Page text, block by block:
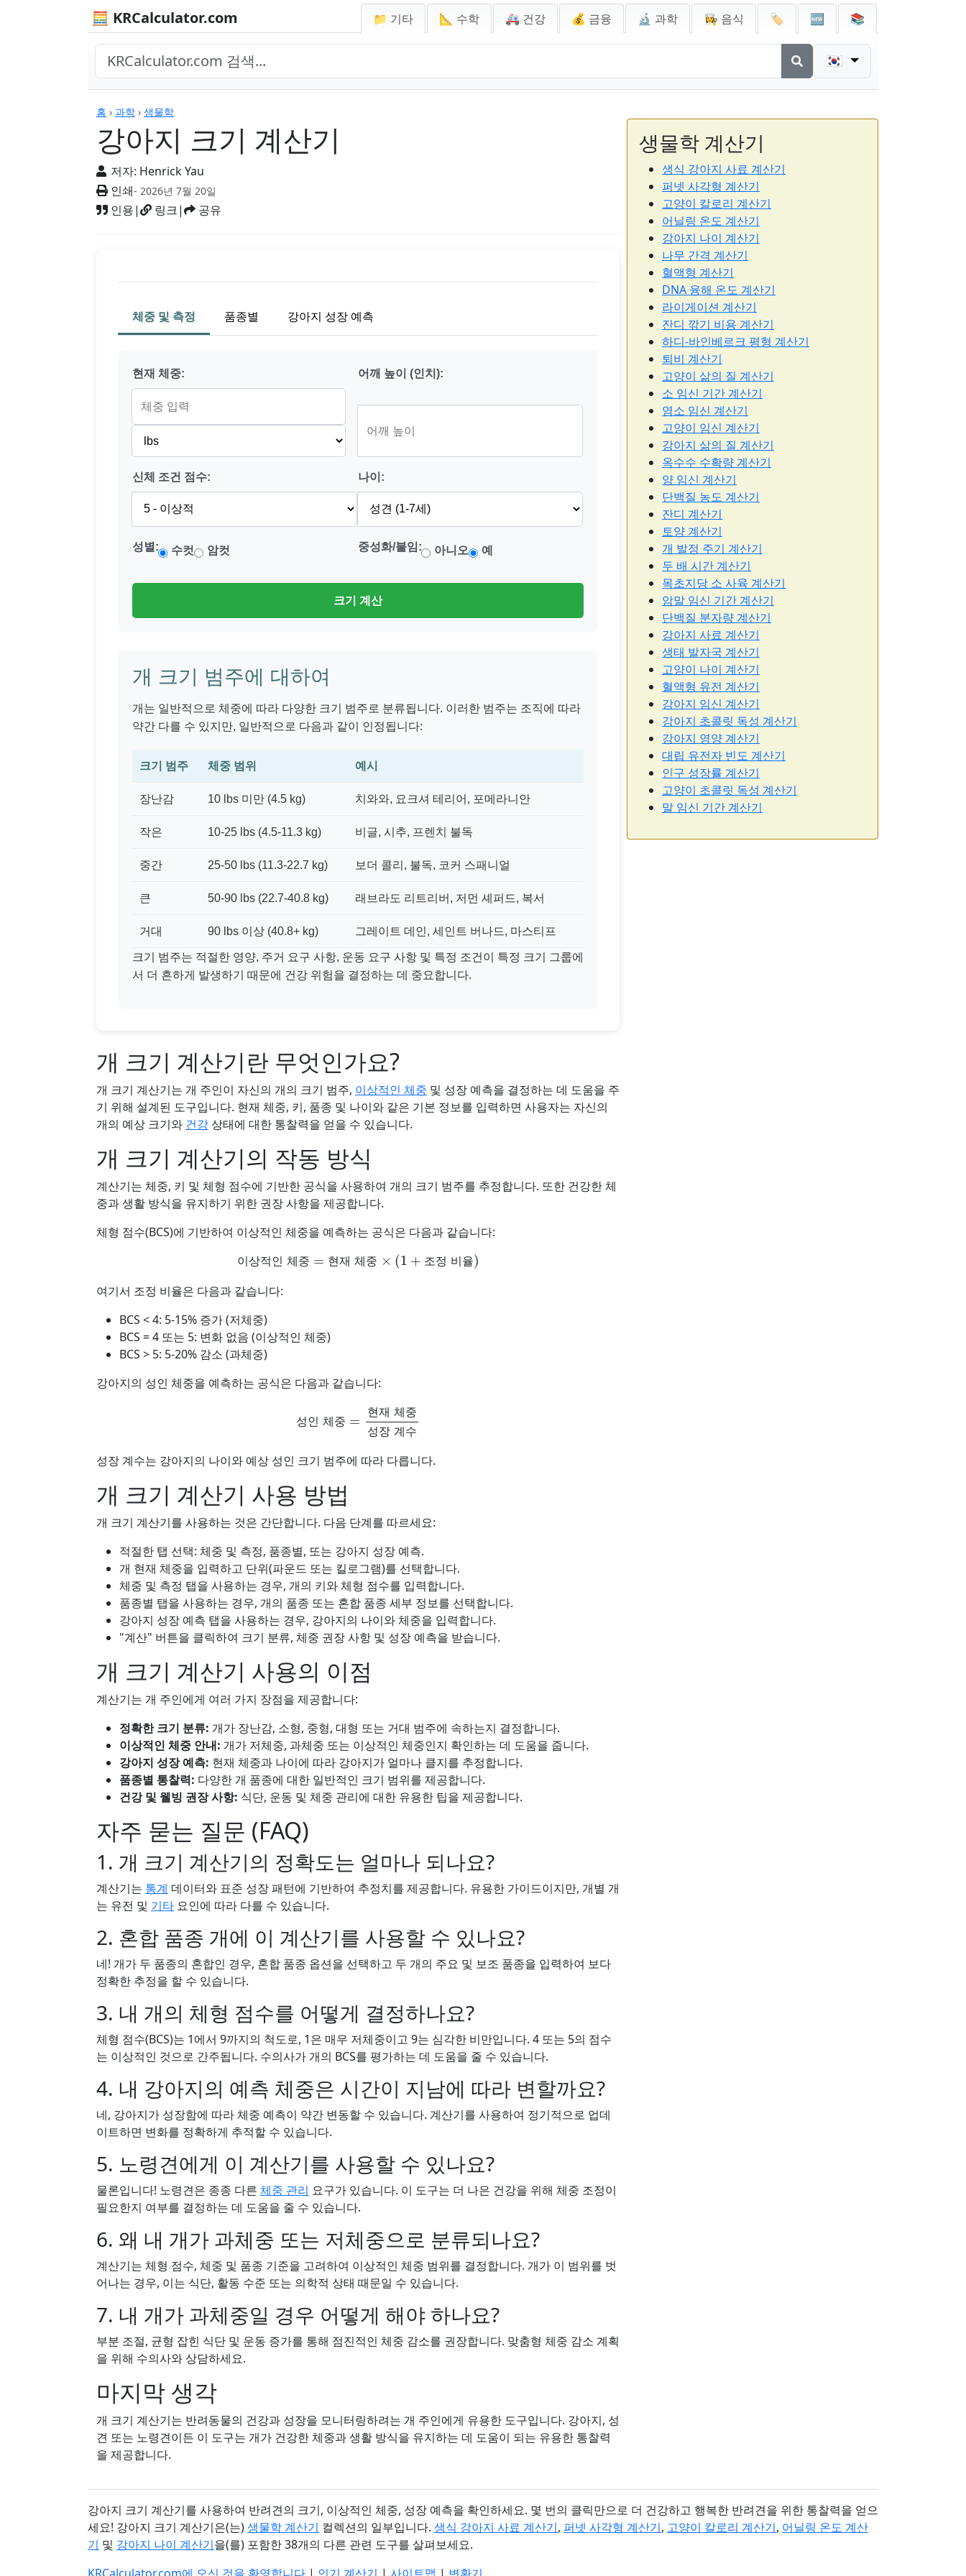
🧮 KRCalculator.com 📁 기타 📐 수학 🚑 건강 💰 금융 🔬 과학 👩‍🍳 음식 🏷️ 🆕 📚
🇰🇷
홈 › 과학 › 생물학
강아지 크기 계산기
저자: Henrick Yau
인쇄- 2026년 7월 20일
인용| 링크| 공유
계산기
체중 및 측정 품종별 강아지 성장 예측
현재 체중: 어깨 높이 (인치):
신체 조건 점수: 나이:
성별: 수컷 암컷 중성화/불임: 아니오 예
크기 계산
개 크기 범주에 대하여
개는 일반적으로 체중에 따라 다양한 크기 범주로 분류됩니다. 이러한 범주는 조직에 따라
약간 다를 수 있지만, 일반적으로 다음과 같이 인정됩니다:
크기 범주 체중 범위 예시
장난감 10 lbs 미만 (4.5 kg) 치와와, 요크셔 테리어, 포메라니안
작은 10-25 lbs (4.5-11.3 kg) 비글, 시추, 프렌치 불독
중간 25-50 lbs (11.3-22.7 kg) 보더 콜리, 불독, 코커 스패니얼
큰 50-90 lbs (22.7-40.8 kg) 래브라도 리트리버, 저먼 셰퍼드, 복서
거대 90 lbs 이상 (40.8+ kg) 그레이트 데인, 세인트 버나드, 마스티프
크기 범주는 적절한 영양, 주거 요구 사항, 운동 요구 사항 및 특정 조건이 특정 크기 그룹에
서 더 흔하게 발생하기 때문에 건강 위험을 결정하는 데 중요합니다.
개 크기 계산기란 무엇인가요?
개 크기 계산기는 개 주인이 자신의 개의 크기 범주, 이상적인 체중 및 성장 예측을 결정하는 데 도움을 주
기 위해 설계된 도구입니다. 현재 체중, 키, 품종 및 나이와 같은 기본 정보를 입력하면 사용자는 자신의
개의 예상 크기와 건강상태에 대한 통찰력을 얻을 수 있습니다.
개 크기 계산기의 작동 방식
계산기는 체중, 키 및 체형 점수에 기반한 공식을 사용하여 개의 크기 범주를 추정합니다. 또한 건강한 체
중과 생활 방식을 유지하기 위한 권장 사항을 제공합니다.
체형 점수(BCS)에 기반하여 이상적인 체중을 예측하는 공식은 다음과 같습니다:
이 상 적 인 체 중 현재 체 중 조 정 비 율
이상적인 체중=현재 체중×(1 + 조정 비율)
여기서 조정 비율은 다음과 같습니다:
BCS < 4: 5-15% 증가 (저체중)
BCS = 4 또는 5: 변화 없음 (이상적인 체중)
BCS > 5: 5-20% 감소 (과체중)
강아지의 성인 체중을 예측하는 공식은 다음과 같습니다:
성 인 체 중
현 재 체 중
성 장 계
현재 체중 성장 계수
성장 계수는 강아지의 나이와 예상 성인 크기 범주에 따라 다릅니다.
개 크기 계산기 사용 방법
개 크기 계산기를 사용하는 것은 간단합니다. 다음 단계를 따르세요:
적절한 탭 선택: 체중 및 측정, 품종별, 또는 강아지 성장 예측.
개 현재 체중을 입력하고 단위(파운드 또는 킬로그램)를 선택합니다.
체중 및 측정 탭을 사용하는 경우, 개의 키와 체형 점수를 입력합니다.
품종별 탭을 사용하는 경우, 개의 품종 또는 혼합 품종 세부 정보를 선택합니다.
강아지 성장 예측 탭을 사용하는 경우, 강아지의 나이와 체중을 입력합니다.
"계산" 버튼을 클릭하여 크기 분류, 체중 권장 사항 및 성장 예측을 받습니다.
개 크기 계산기 사용의 이점
계산기는 개 주인에게 여러 가지 장점을 제공합니다:
정확한 크기 분류: 개가 장난감, 소형, 중형, 대형 또는 거대 범주에 속하는지 결정합니다.
이상적인 체중 안내: 개가 저체중, 과체중 또는 이상적인 체중인지 확인하는 데 도움을 줍니다.
강아지 성장 예측: 현재 체중과 나이에 따라 강아지가 얼마나 클지를 추정합니다.
품종별 통찰력: 다양한 개 품종에 대한 일반적인 크기 범위를 제공합니다.
건강 및 웰빙 권장 사항: 식단, 운동 및 체중 관리에 대한 유용한 팁을 제공합니다.
자주 묻는 질문 (FAQ)
1. 개 크기 계산기의 정확도는 얼마나 되나요?
계산기는 통계 데이터와 표준 성장 패턴에 기반하여 추정치를 제공합니다. 유용한 가이드이지만, 개별 개
는 유전 및 기타 요인에 따라 다를 수 있습니다.
2. 혼합 품종 개에 이 계산기를 사용할 수 있나요?
네! 개가 두 품종의 혼합인 경우, 혼합 품종 옵션을 선택하고 두 개의 주요 및 보조 품종을 입력하여 보다
정확한 추정을 할 수 있습니다.
3. 내 개의 체형 점수를 어떻게 결정하나요?
체형 점수(BCS)는 1에서 9까지의 척도로, 1은 매우 저체중이고 9는 심각한 비만입니다. 4 또는 5의 점수
는 이상적인 것으로 간주됩니다. 수의사가 개의 BCS를 평가하는 데 도움을 줄 수 있습니다.
4. 내 강아지의 예측 체중은 시간이 지남에 따라 변할까요?
네, 강아지가 성장함에 따라 체중 예측이 약간 변동할 수 있습니다. 계산기를 사용하여 정기적으로 업데
이트하면 변화를 정확하게 추적할 수 있습니다.
5. 노령견에게 이 계산기를 사용할 수 있나요?
물론입니다! 노령견은 종종 다른 체중 관리 요구가 있습니다. 이 도구는 더 나은 건강을 위해 체중 조정이
필요한지 여부를 결정하는 데 도움을 줄 수 있습니다.
6. 왜 내 개가 과체중 또는 저체중으로 분류되나요?
계산기는 체형 점수, 체중 및 품종 기준을 고려하여 이상적인 체중 범위를 결정합니다. 개가 이 범위를 벗
어나는 경우, 이는 식단, 활동 수준 또는 의학적 상태 때문일 수 있습니다.
7. 내 개가 과체중일 경우 어떻게 해야 하나요?
부분 조절, 균형 잡힌 식단 및 운동 증가를 통해 점진적인 체중 감소를 권장합니다. 맞춤형 체중 감소 계획
을 위해 수의사와 상담하세요.
마지막 생각
개 크기 계산기는 반려동물의 건강과 성장을 모니터링하려는 개 주인에게 유용한 도구입니다. 강아지, 성
견 또는 노령견이든 이 도구는 개가 건강한 체중과 생활 방식을 유지하는 데 도움이 되는 유용한 통찰력
을 제공합니다.
생물학 계산기
생식 강아지 사료 계산기
퍼넷 사각형 계산기
고양이 칼로리 계산기
어닐링 온도 계산기
강아지 나이 계산기
나무 간격 계산기
혈액형 계산기
DNA 융해 온도 계산기
라이게이션 계산기
잔디 깎기 비용 계산기
하디-바인베르크 평형 계산기
퇴비 계산기
고양이 삶의 질 계산기
소 임신 기간 계산기
염소 임신 계산기
고양이 임신 계산기
강아지 삶의 질 계산기
옥수수 수확량 계산기
양 임신 계산기
단백질 농도 계산기
잔디 계산기
토양 계산기
개 발정 주기 계산기
두 배 시간 계산기
목초지당 소 사육 계산기
암말 임신 기간 계산기
단백질 분자량 계산기
강아지 사료 계산기
생태 발자국 계산기
고양이 나이 계산기
혈액형 유전 계산기
강아지 임신 계산기
강아지 초콜릿 독성 계산기
강아지 영양 계산기
대립 유전자 빈도 계산기
인구 성장률 계산기
고양이 초콜릿 독성 계산기
말 임신 기간 계산기
강아지 크기 계산기를 사용하여 반려견의 크기, 이상적인 체중, 성장 예측을 확인하세요. 몇 번의 클릭만으로 더 건강하고 행복한 반려견을 위한 통찰력을 얻으
세요! 강아지 크기 계산기은(는)생물학 계산기 컬렉션의 일부입니다. 생식 강아지 사료 계산기, 퍼넷 사각형 계산기, 고양이 칼로리 계산기, 어닐링 온도 계산
기 및 강아지 나이 계산기을(를) 포함한 38개의 다른 관련 도구를 살펴보세요.